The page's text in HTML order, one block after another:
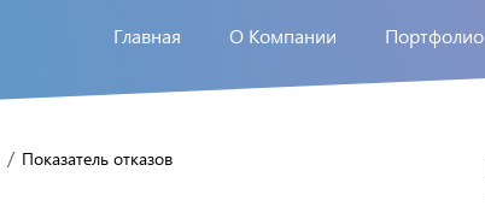
Главная О Компании Портфолио
/ Показатель отказов